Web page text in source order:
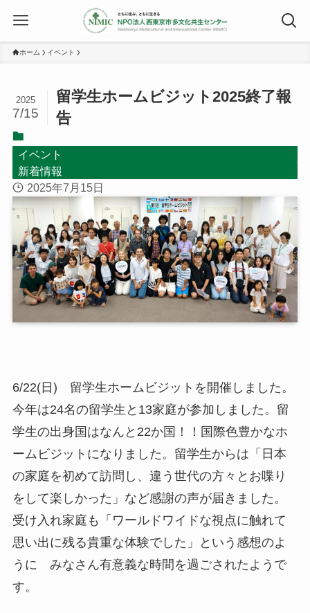
ホーム イベント
留学生ホームビジット2025終了報
告
2025
7/15
イベント
新着情報
2025年7月15日
6/22(日) 留学生ホームビジットを開催しました。
今年は24名の留学生と13家庭が参加しました。留
学生の出身国はなんと22か国！！国際色豊かなホ
ームビジットになりました。留学生からは「日本
の家庭を初めて訪問し、違う世代の方々とお喋り
をして楽しかった」など感謝の声が届きました。
受け入れ家庭も「ワールドワイドな視点に触れて
思い出に残る貴重な体験でした」という感想のよ
うに みなさん有意義な時間を過ごされたようで
す。